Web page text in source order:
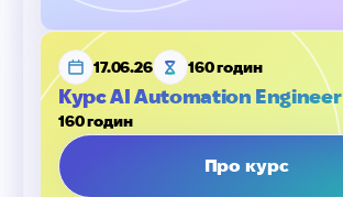
17.06.26 160 годин
Курс AI Automation Engineer
160 годин
Про курс